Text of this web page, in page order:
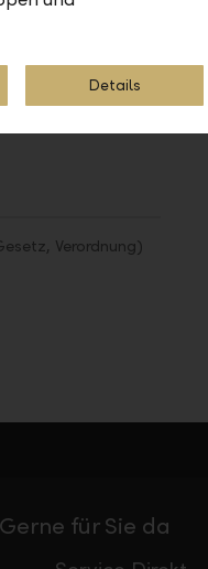
Verordnung)
Gerne für Sie da
Details